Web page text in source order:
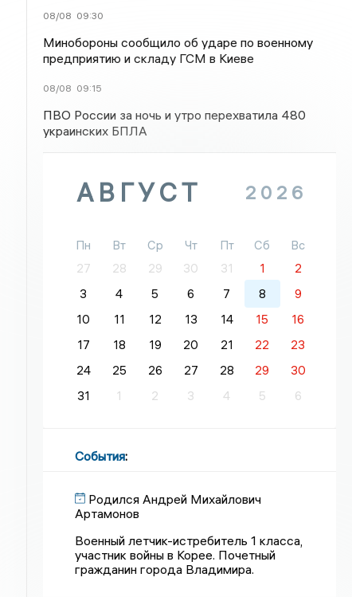
08/08 09:30
Минобороны сообщило об ударе по военному
предприятию и складу ГСМ в Киеве
08/08 09:15
ПВО России за ночь и утро перехватила 480
украинских БПЛА
АВГУСТ 2026
Пн Вт Ср Чт Пт Сб
Вс
27
28 29 30 31 1
2
3
4 5 6 7 8
9
10
11 12 13 14 15
16
17
18 19 20 21 22
23
24
25 26 27 28 29
30
31
1 2 3 4 5 6
События:
Родился Андрей Михайлович
Артамонов
Военный летчик-истребитель 1 класса,
участник войны в Корее. Почетный
гражданин города Владимира.